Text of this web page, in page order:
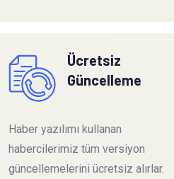
Ücretsiz
Güncelleme
Haber yazılımı kullanan
habercilerimiz tüm versiyon
güncellemelerini ücretsiz alırlar.